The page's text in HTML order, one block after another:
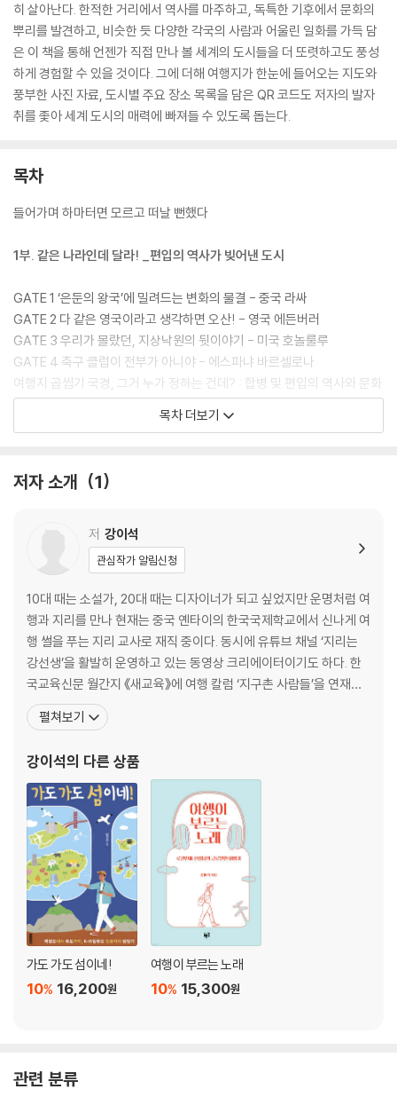
히 살아난다. 한적한 거리에서 역사를 마주하고, 독특한 기후에서 문화의
뿌리를 발견하고, 비슷한 듯 다양한 각국의 사람과 어울린 일화를 가득 담
은 이 책을 통해 언젠가 직접 만나 볼 세계의 도시들을 더 또렷하고도 풍성
하게 경험할 수 있을 것이다. 그에 더해 여행지가 한눈에 들어오는 지도와
풍부한 사진 자료, 도시별 주요 장소 목록을 담은 QR 코드도 저자의 발자
취를 좇아 세계 도시의 매력에 빠져들 수 있도록 돕는다.
목차
들어가며 하마터면 모르고 떠날 뻔했다
1부. 같은 나라인데 달라! _편입의 역사가 빚어낸 도시
GATE 1 ‘은둔의 왕국’에 밀려드는 변화의 물결 - 중국 라싸
GATE 2 다 같은 영국이라고 생각하면 오산! - 영국 에든버러
GATE 3 우리가 몰랐던, 지상낙원의 뒷이야기 - 미국 호놀룰루
GATE 4 축구 클럽이 전부가 아니야 - 에스파냐 바르셀로나
여행지 곱씹기 국경, 그거 누가 정하는 건데? : 합병 및 편입의 역사와 문화
적 고유성
GATE 5 유럽 한가운데의 터줏대감 - 체코 프라하
GATE 7 해가 지지 않는 제국의 심장 - 영국 런던
GATE 8 ‘K’는 이곳에서 시작되었다 - 대한민국 서울
여행지 곱씹기 중심도 중심 나름이라고!: 가운데만 중심이 아니다
3부. 진짜 여기서 살고 싶다… _살기 좋은 도시의 비밀
GATE 9 행복한 나라의 바이킹 - 덴마크 코펜하겐
GATE 10 맥주, 축구, 자동차, 독일의 모든 것 - 독일 뮌헨
GATE 11 가장 살기 좋은 도시는 어디? - 오스트레일리아 멜버른
GATE 12 지중해와 와인, 바캉스 그 자체! - 프랑스 니스
소에 대한 이야기
4부. 오히려 좋을지도? _흥하고 망하고 변화하는 도시
GATE 13 어제의 동지, 오늘의 라이벌 - 영국 맨체스터
GATE 14 잘나가던 도시의 날개 없는 추락 - 중국 홍콩
GATE 15 상상과 일상이 공존하는 곳 - 일본 도쿄
GATE 16 스타벅스와 아마존이 싹튼 땅 - 미국 시애틀
여행지 곱씹기 도시란 무엇인가!: 도시가 변화하는 여러 요인
도판 출처
목차 더보기
저자 소개 1
저 강이석
관심작가 알림신청
10대 때는 소설가, 20대 때는 디자이너가 되고 싶었지만 운명처럼 여
행과 지리를 만나 현재는 중국 옌타이의 한국국제학교에서 신나게 여
행 썰을 푸는 지리 교사로 재직 중이다. 동시에 유튜브 채널 ‘지리는
강선생’을 활발히 운영하고 있는 동영상 크리에이터이기도 하다. 한
국교육신문 월간지 《새교육》에 여행 칼럼 ‘지구촌 사람들’을 연재했
고(2018~2021), 서울대학교 사범대학 ‘지리논리 및 논술 특강’(20
21), 이화여자대학교 교육대학원 특강(2021), 한국교원대학교 1급
책으로 『하마터면 지리도
펼쳐보기
강이석의 다른 상품
가도 가도 섬이네!
16,200원
10%
여행이 부르는 노래
15,300원
10%
관련 분류